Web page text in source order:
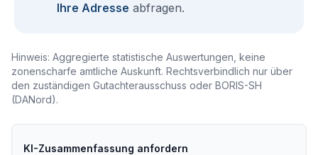
Ihre Adresse abfragen.
Hinweis: Aggregierte statistische Auswertungen, keine
zonenscharfe amtliche Auskunft. Rechtsverbindlich nur über
den zuständigen Gutachterausschuss oder BORIS-SH
(DANord).
KI-Zusammenfassung anfordern